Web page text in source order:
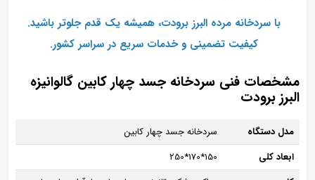
با سردخانه مرده البرز برودت، همیشه یک قدم جلوتر باشید.
کیفیت تضمینی و خدمات سریع در سراسر کشور.
مشخصات فنی سردخانه جسد چهار کابین گالوانیزه
البرز برودت
مدل دستگاه
سردخانه جسد چهار کابین
ابعاد کلی
150*170*250